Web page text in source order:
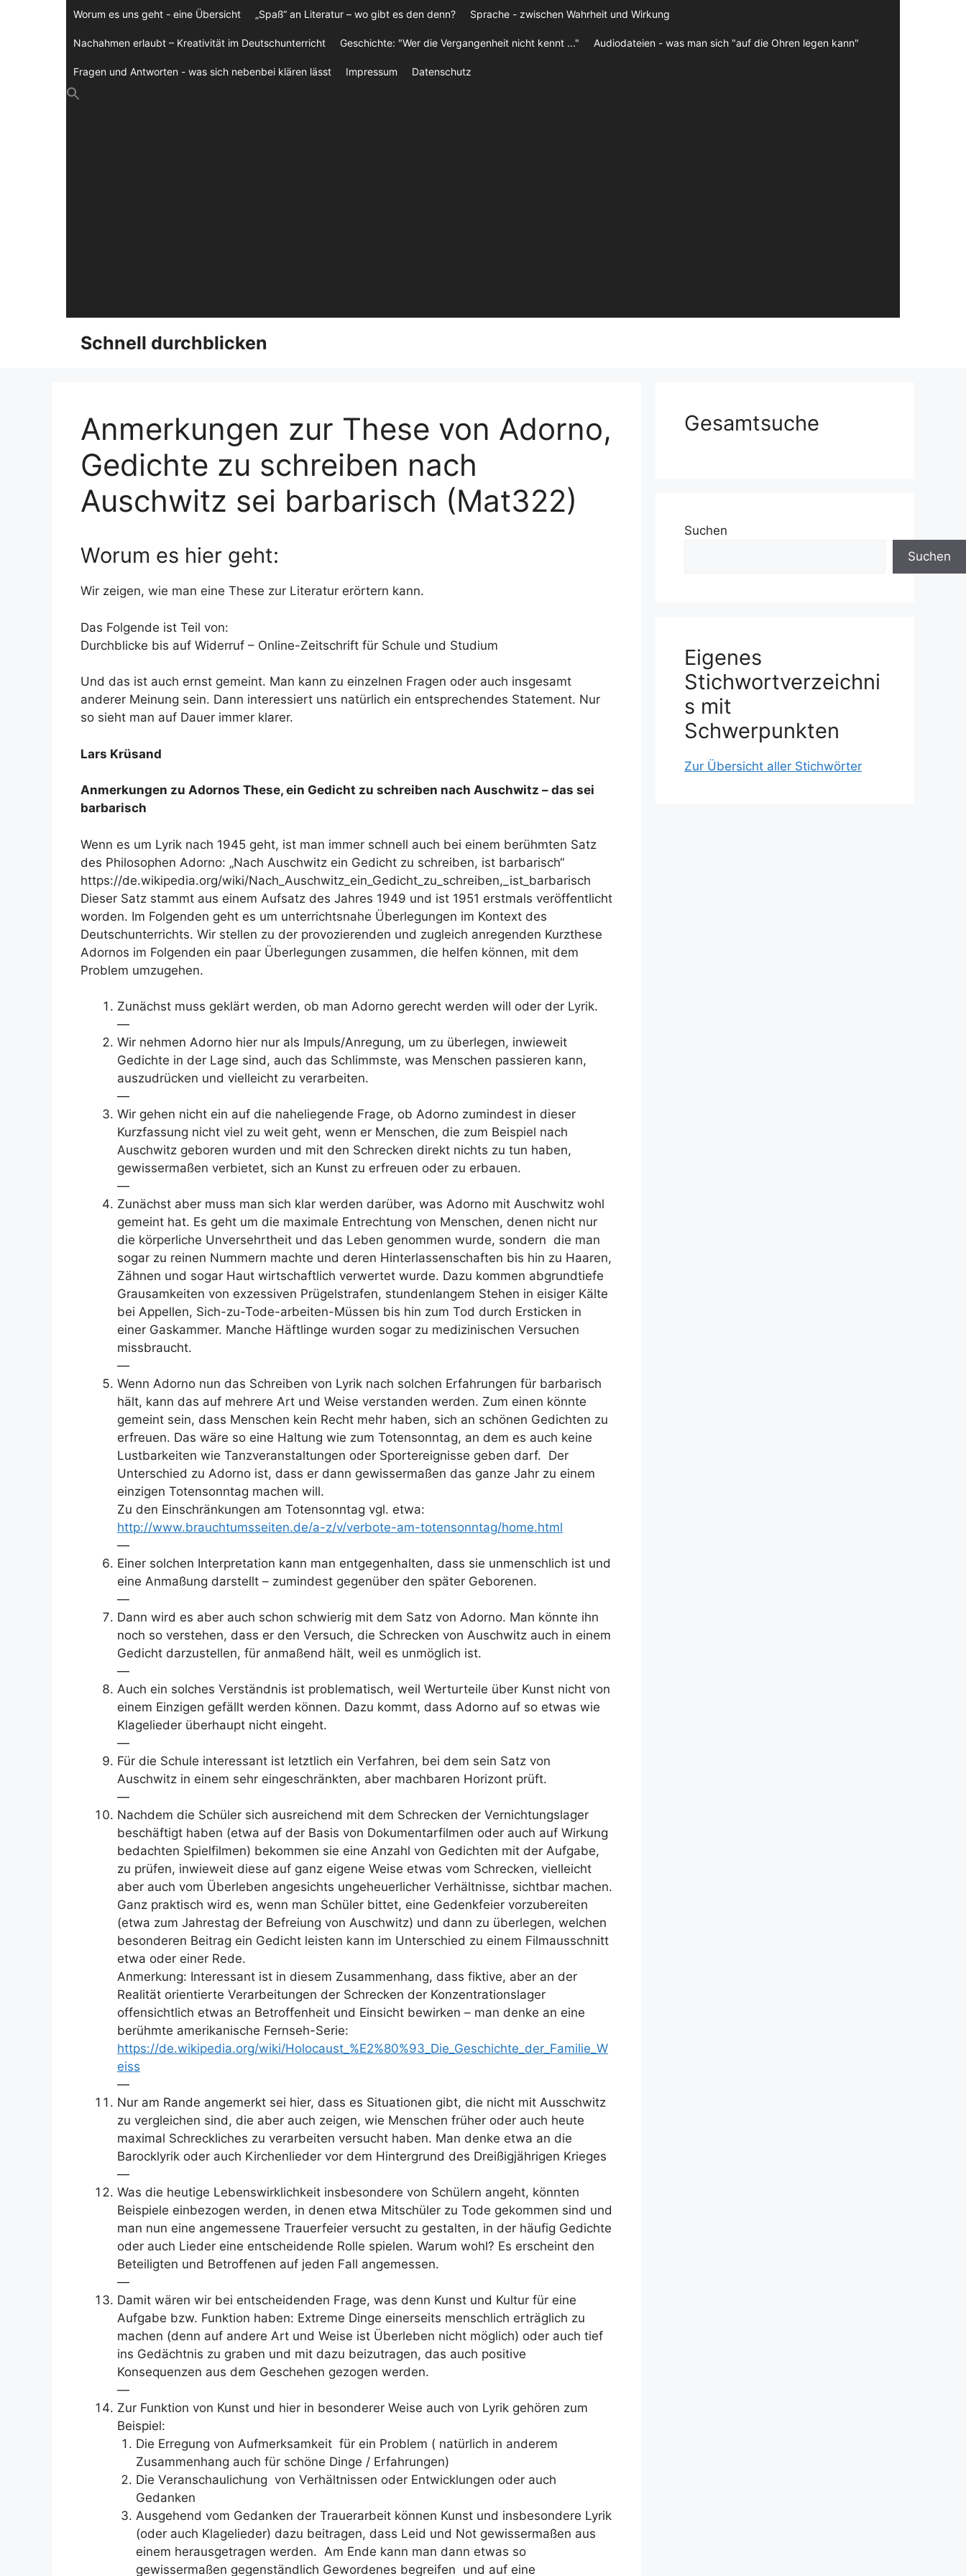
Worum es uns geht - eine Übersicht „Spaß“ an Literatur – wo gibt es den denn? Sprache - zwischen Wahrheit und Wirkung
Nachahmen erlaubt – Kreativität im Deutschunterricht Geschichte: "Wer die Vergangenheit nicht kennt ..." Audiodateien - was man sich "auf die Ohren legen kann"
Fragen und Antworten - was sich nebenbei klären lässt Impressum Datenschutz
Schnell durchblicken
Anmerkungen zur These von Adorno,
Gedichte zu schreiben nach
Auschwitz sei barbarisch (Mat322)
Worum es hier geht:
Wir zeigen, wie man eine These zur Literatur erörtern kann.
Das Folgende ist Teil von:
Durchblicke bis auf Widerruf – Online-Zeitschrift für Schule und Studium
Und das ist auch ernst gemeint. Man kann zu einzelnen Fragen oder auch insgesamt
anderer Meinung sein. Dann interessiert uns natürlich ein entsprechendes Statement. Nur
so sieht man auf Dauer immer klarer.
Lars Krüsand
Anmerkungen zu Adornos These, ein Gedicht zu schreiben nach Auschwitz – das sei
barbarisch
Wenn es um Lyrik nach 1945 geht, ist man immer schnell auch bei einem berühmten Satz
des Philosophen Adorno: „Nach Auschwitz ein Gedicht zu schreiben, ist barbarisch“
https://de.wikipedia.org/wiki/Nach_Auschwitz_ein_Gedicht_zu_schreiben,_ist_barbarisch
Dieser Satz stammt aus einem Aufsatz des Jahres 1949 und ist 1951 erstmals veröffentlicht
worden. Im Folgenden geht es um unterrichtsnahe Überlegungen im Kontext des
Deutschunterrichts. Wir stellen zu der provozierenden und zugleich anregenden Kurzthese
Adornos im Folgenden ein paar Überlegungen zusammen, die helfen können, mit dem
Problem umzugehen.
Zunächst muss geklärt werden, ob man Adorno gerecht werden will oder der Lyrik.
—
Wir nehmen Adorno hier nur als Impuls/Anregung, um zu überlegen, inwieweit
Gedichte in der Lage sind, auch das Schlimmste, was Menschen passieren kann,
auszudrücken und vielleicht zu verarbeiten.
—
Wir gehen nicht ein auf die naheliegende Frage, ob Adorno zumindest in dieser
Kurzfassung nicht viel zu weit geht, wenn er Menschen, die zum Beispiel nach
Auschwitz geboren wurden und mit den Schrecken direkt nichts zu tun haben,
gewissermaßen verbietet, sich an Kunst zu erfreuen oder zu erbauen.
—
Zunächst aber muss man sich klar werden darüber, was Adorno mit Auschwitz wohl
gemeint hat. Es geht um die maximale Entrechtung von Menschen, denen nicht nur
die körperliche Unversehrtheit und das Leben genommen wurde, sondern die man
sogar zu reinen Nummern machte und deren Hinterlassenschaften bis hin zu Haaren,
Zähnen und sogar Haut wirtschaftlich verwertet wurde. Dazu kommen abgrundtiefe
Grausamkeiten von exzessiven Prügelstrafen, stundenlangem Stehen in eisiger Kälte
bei Appellen, Sich-zu-Tode-arbeiten-Müssen bis hin zum Tod durch Ersticken in
einer Gaskammer. Manche Häftlinge wurden sogar zu medizinischen Versuchen
missbraucht.
—
Wenn Adorno nun das Schreiben von Lyrik nach solchen Erfahrungen für barbarisch
hält, kann das auf mehrere Art und Weise verstanden werden. Zum einen könnte
gemeint sein, dass Menschen kein Recht mehr haben, sich an schönen Gedichten zu
erfreuen. Das wäre so eine Haltung wie zum Totensonntag, an dem es auch keine
Lustbarkeiten wie Tanzveranstaltungen oder Sportereignisse geben darf. Der
Unterschied zu Adorno ist, dass er dann gewissermaßen das ganze Jahr zu einem
einzigen Totensonntag machen will.
Zu den Einschränkungen am Totensonntag vgl. etwa:
http://www.brauchtumsseiten.de/a-z/v/verbote-am-totensonntag/home.html
—
Einer solchen Interpretation kann man entgegenhalten, dass sie unmenschlich ist und
eine Anmaßung darstellt – zumindest gegenüber den später Geborenen.
—
Dann wird es aber auch schon schwierig mit dem Satz von Adorno. Man könnte ihn
noch so verstehen, dass er den Versuch, die Schrecken von Auschwitz auch in einem
Gedicht darzustellen, für anmaßend hält, weil es unmöglich ist.
—
Auch ein solches Verständnis ist problematisch, weil Werturteile über Kunst nicht von
einem Einzigen gefällt werden können. Dazu kommt, dass Adorno auf so etwas wie
Klagelieder überhaupt nicht eingeht.
—
Für die Schule interessant ist letztlich ein Verfahren, bei dem sein Satz von
Auschwitz in einem sehr eingeschränkten, aber machbaren Horizont prüft.
—
Nachdem die Schüler sich ausreichend mit dem Schrecken der Vernichtungslager
beschäftigt haben (etwa auf der Basis von Dokumentarfilmen oder auch auf Wirkung
bedachten Spielfilmen) bekommen sie eine Anzahl von Gedichten mit der Aufgabe,
zu prüfen, inwieweit diese auf ganz eigene Weise etwas vom Schrecken, vielleicht
aber auch vom Überleben angesichts ungeheuerlicher Verhältnisse, sichtbar machen.
Ganz praktisch wird es, wenn man Schüler bittet, eine Gedenkfeier vorzubereiten
(etwa zum Jahrestag der Befreiung von Auschwitz) und dann zu überlegen, welchen
besonderen Beitrag ein Gedicht leisten kann im Unterschied zu einem Filmausschnitt
etwa oder einer Rede.
Anmerkung: Interessant ist in diesem Zusammenhang, dass fiktive, aber an der
Realität orientierte Verarbeitungen der Schrecken der Konzentrationslager
offensichtlich etwas an Betroffenheit und Einsicht bewirken – man denke an eine
berühmte amerikanische Fernseh-Serie:
https://de.wikipedia.org/wiki/Holocaust_%E2%80%93_Die_Geschichte_der_Familie_W
eiss
—
Nur am Rande angemerkt sei hier, dass es Situationen gibt, die nicht mit Ausschwitz
zu vergleichen sind, die aber auch zeigen, wie Menschen früher oder auch heute
maximal Schreckliches zu verarbeiten versucht haben. Man denke etwa an die
Barocklyrik oder auch Kirchenlieder vor dem Hintergrund des Dreißigjährigen Krieges
—
Was die heutige Lebenswirklichkeit insbesondere von Schülern angeht, könnten
Beispiele einbezogen werden, in denen etwa Mitschüler zu Tode gekommen sind und
man nun eine angemessene Trauerfeier versucht zu gestalten, in der häufig Gedichte
oder auch Lieder eine entscheidende Rolle spielen. Warum wohl? Es erscheint den
Beteiligten und Betroffenen auf jeden Fall angemessen.
—
Damit wären wir bei entscheidenden Frage, was denn Kunst und Kultur für eine
Aufgabe bzw. Funktion haben: Extreme Dinge einerseits menschlich erträglich zu
machen (denn auf andere Art und Weise ist Überleben nicht möglich) oder auch tief
ins Gedächtnis zu graben und mit dazu beizutragen, das auch positive
Konsequenzen aus dem Geschehen gezogen werden.
—
Zur Funktion von Kunst und hier in besonderer Weise auch von Lyrik gehören zum
Beispiel:
Die Erregung von Aufmerksamkeit für ein Problem ( natürlich in anderem
Zusammenhang auch für schöne Dinge / Erfahrungen)
Die Veranschaulichung von Verhältnissen oder Entwicklungen oder auch
Gedanken
Ausgehend vom Gedanken der Trauerarbeit können Kunst und insbesondere Lyrik
(oder auch Klagelieder) dazu beitragen, dass Leid und Not gewissermaßen aus
einem herausgetragen werden. Am Ende kann man dann etwas so
gewissermaßen gegenständlich Gewordenes begreifen und auf eine
Gesamtsuche
Suchen
Suchen
Eigenes
Stichwortverzeichni
s mit
Schwerpunkten
Zur Übersicht aller Stichwörter